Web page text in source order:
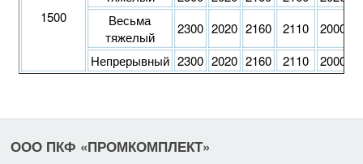
1500
Весьма
тяжелый
2300 2020 2160 2110 2000
Непрерывный 2300 2020 2160 2110 2000
ООО ПКФ «ПРОМКОМПЛЕКТ»